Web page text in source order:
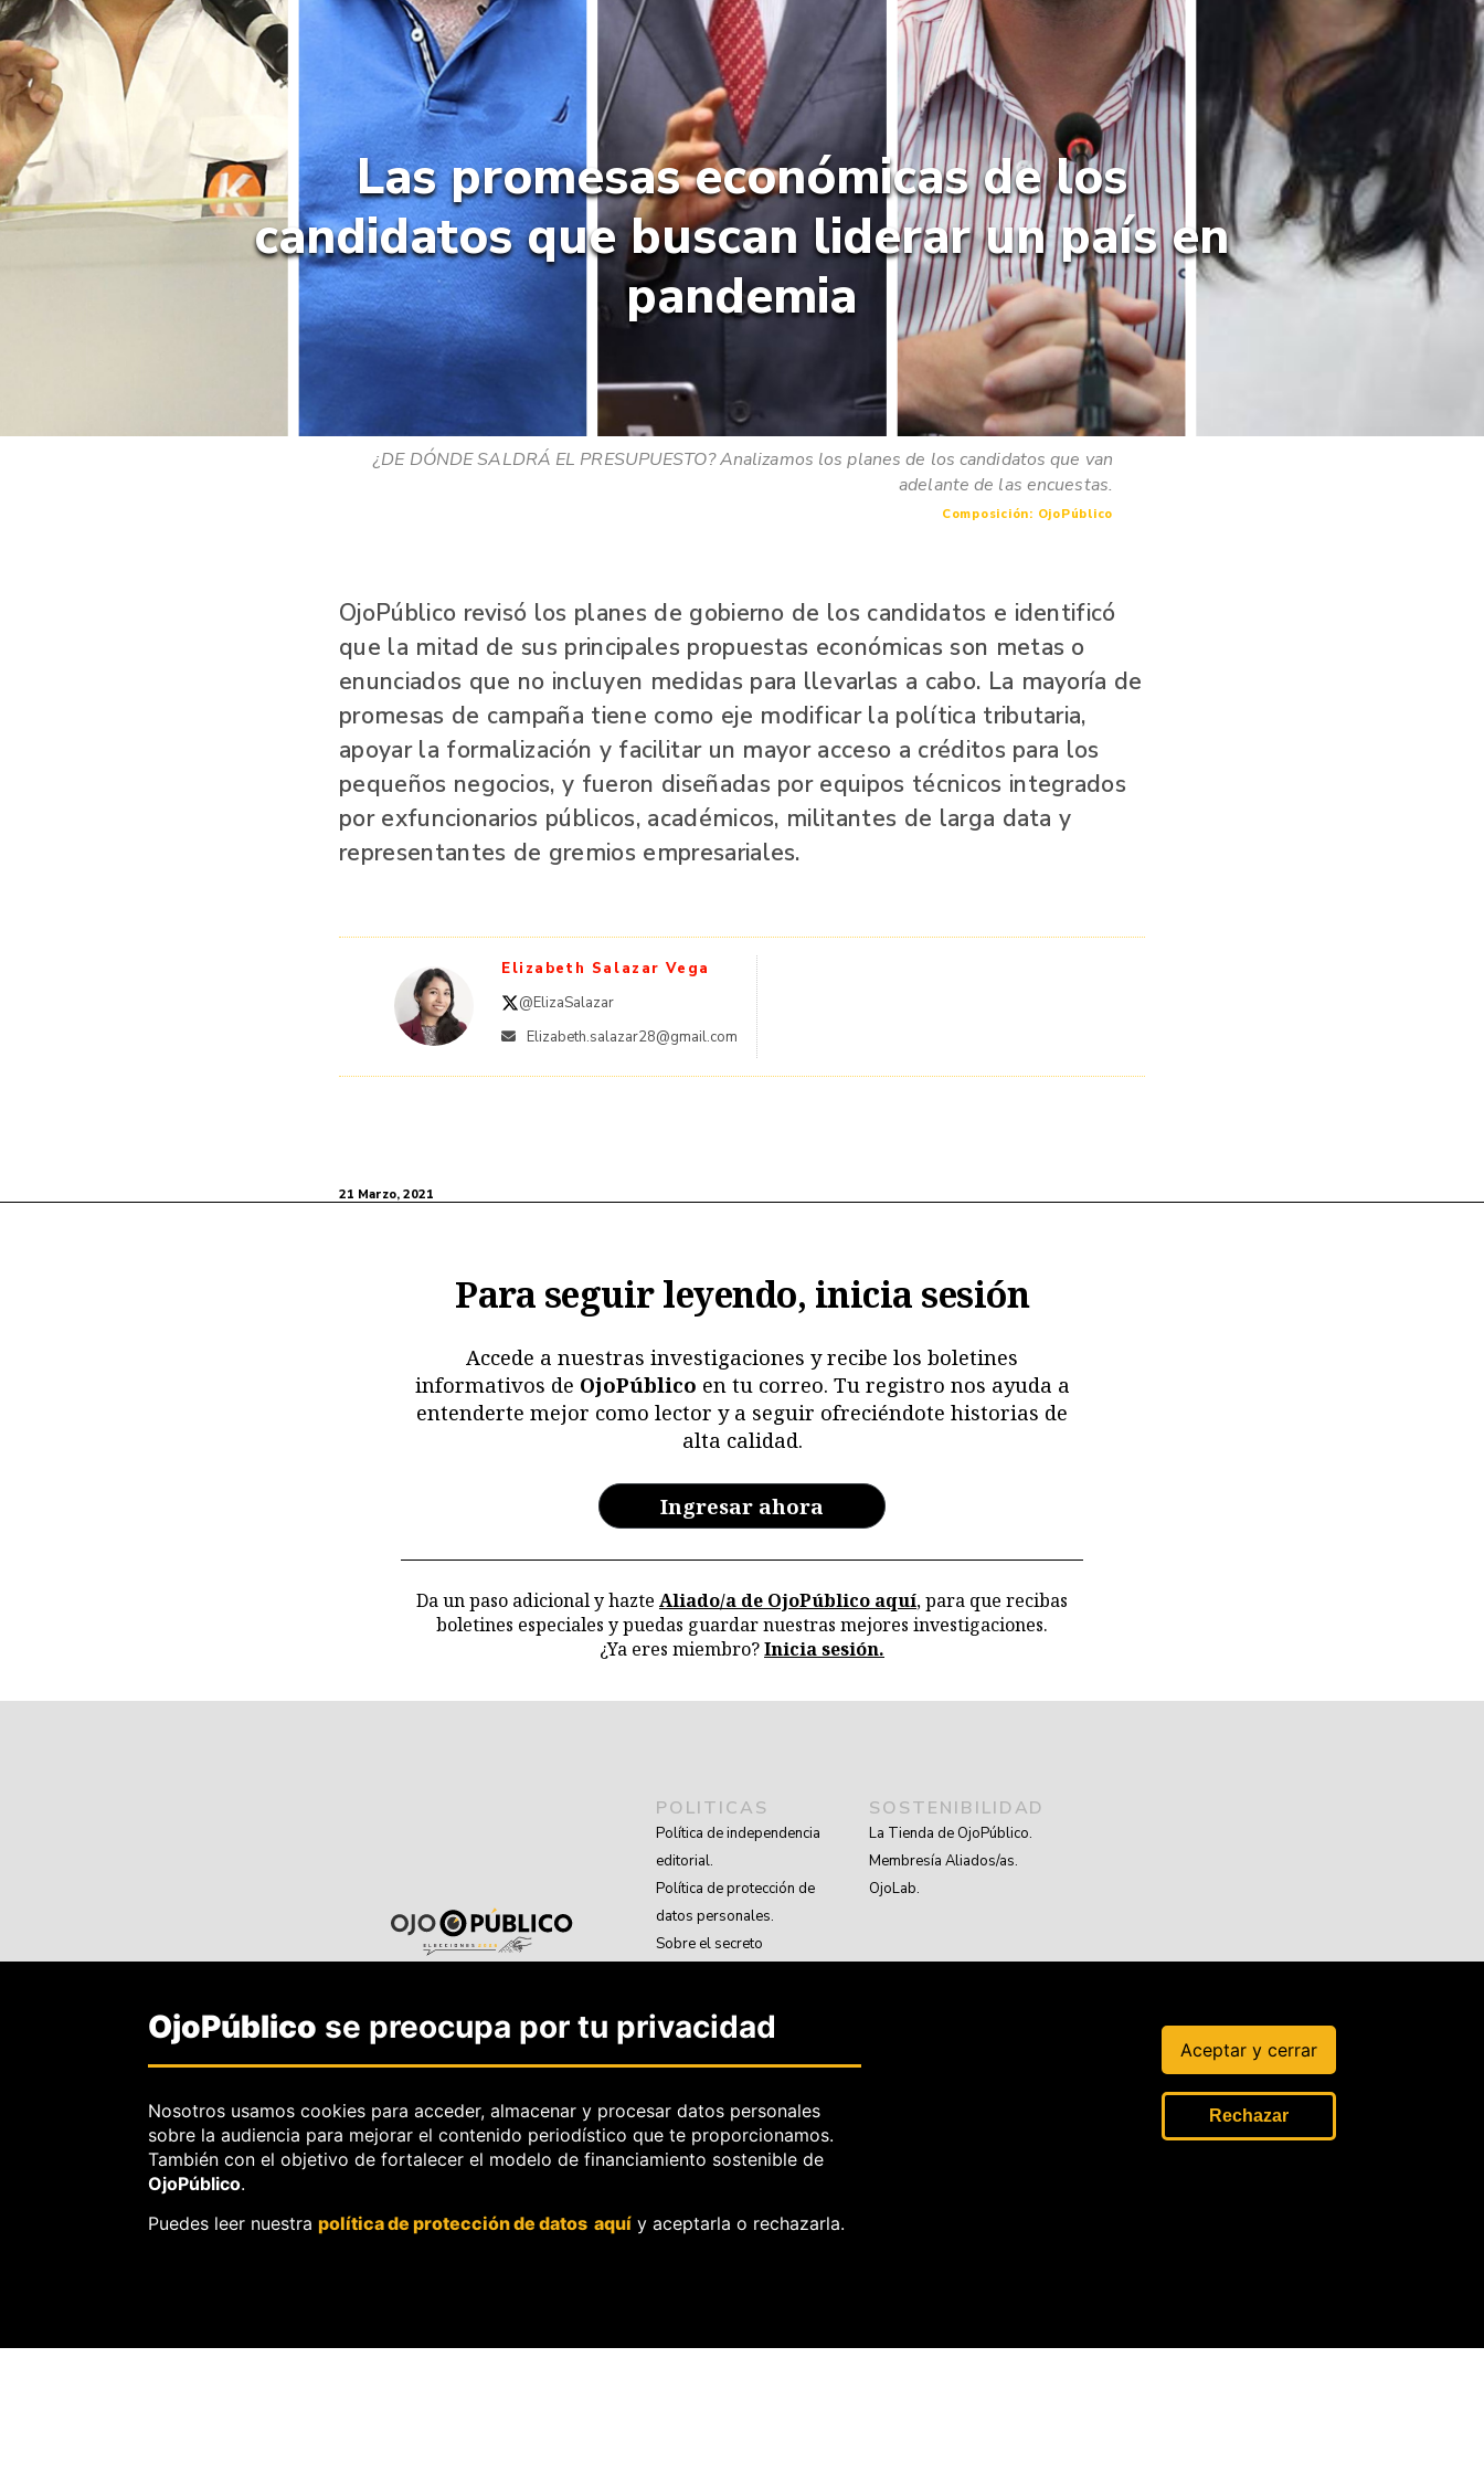
Las promesas económicas de los
candidatos que buscan liderar un país en
pandemia
¿DE DÓNDE SALDRÁ EL PRESUPUESTO? Analizamos los planes de los candidatos que van
adelante de las encuestas.
Composición: OjoPúblico
OjoPúblico revisó los planes de gobierno de los candidatos e identificó
que la mitad de sus principales propuestas económicas son metas o
enunciados que no incluyen medidas para llevarlas a cabo. La mayoría de
promesas de campaña tiene como eje modificar la política tributaria,
apoyar la formalización y facilitar un mayor acceso a créditos para los
pequeños negocios, y fueron diseñadas por equipos técnicos integrados
por exfuncionarios públicos, académicos, militantes de larga data y
representantes de gremios empresariales.
Elizabeth Salazar Vega
@ElizaSalazar
Elizabeth.salazar28@gmail.com
21 Marzo, 2021
Para seguir leyendo, inicia sesión
Accede a nuestras investigaciones y recibe los boletines
informativos de OjoPúblico en tu correo. Tu registro nos ayuda a
entenderte mejor como lector y a seguir ofreciéndote historias de
alta calidad.
Ingresar ahora
Da un paso adicional y hazte Aliado/a de OjoPúblico aquí, para que recibas
boletines especiales y puedas guardar nuestras mejores investigaciones.
¿Ya eres miembro?Inicia sesión.
POLITICAS
Política de independencia
editorial.
Política de protección de
datos personales.
Sobre el secreto
rectificación.
de corrección.
Sobre libertad de
información frente a
contenidos.
SOSTENIBILIDAD
La Tienda de OjoPúblico.
Membresía Aliados/as.
OjoLab.
OjoPúblico se preocupa por tu privacidad
Nosotros usamos cookies para acceder, almacenar y procesar datos personales
sobre la audiencia para mejorar el contenido periodístico que te proporcionamos.
También con el objetivo de fortalecer el modelo de financiamiento sostenible de
OjoPúblico.
Puedes leer nuestrapolítica de protección de datos aquí y aceptarla o rechazarla.
Aceptar y cerrar
Rechazar